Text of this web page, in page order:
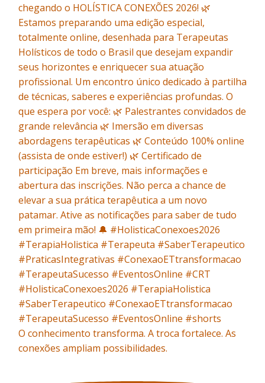
O conhecimento transforma. A troca fortalece. As
conexões ampliam possibilidades.